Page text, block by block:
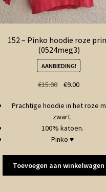
152 – Pinko hoodie roze
(0524meg3)
AANBIEDING!
€15.00
Oorspronkelijke
was:
€15.00.
€9.00Huidige
is:
Prachtige hoodie in het roze
zwart.
100% katoen.
Pinko ♥
Toevoegen aan winkelwagen